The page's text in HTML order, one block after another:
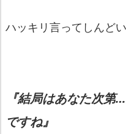
ハッキリ言ってしんど
『結局はあなた次
ですね』